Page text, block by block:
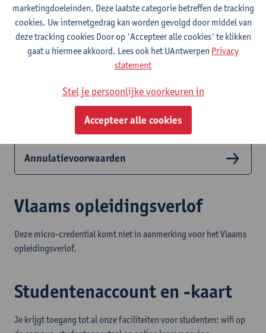
2. Volg de standaard inschrijvingsprocedure
Kies: diplomacontract > levenslang leren
Het studiegeld bedraagt 580 euro
bedrag van 290 euro en 14 euro per opgenomen studiepunt.
Annulatievoorwaarden
Vlaams opleidingsverlof
Deze micro-credential komt niet in aanmerking voor het Vlaams
opleidingsverlof.
Studentenaccount en -kaart
Je krijgt toegang tot al onze faciliteiten voor studenten: wifi op
marketingdoeleinden. Deze laatste categorie betreffen de tracking
cookies. Uw internetgedrag kan worden gevolgd door middel van
deze tracking cookies Door op 'Accepteer alle cookies' te klikken
gaat u hiermee akkoord. Lees ook het UAntwerpen Privacy
statement
Stel je persoonlijke voorkeuren in
Accepteer alle cookies